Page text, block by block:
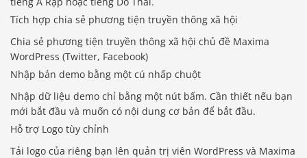
Tích hợp chia sẻ phương tiện truyền thông xã hội
Chia sẻ phương tiện truyền thông xã hội chủ đề Maxima
WordPress (Twitter, Facebook)
Nhập bản demo bằng một cú nhấp chuột
Nhập dữ liệu demo chỉ bằng một nút bấm. Cần thiết nếu bạn
mới bắt đầu và muốn có nội dung cơ bản để bắt đầu.
Hỗ trợ Logo tùy chỉnh
Tải logo của riêng bạn lên quản trị viên WordPress và Maxima